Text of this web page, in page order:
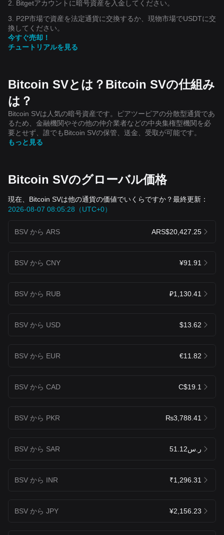
2. Bitgetアカウントに暗号資産を入金してください。
3. P2P市場で資産を法定通貨に交換するか、現物市場でUSDTに交
換してください。
今すぐ売却！
チュートリアルを見る
Bitcoin SVとは？Bitcoin SVの仕組み
は？
Bitcoin SVは人気の暗号資産です。ピアツーピアの分散型通貨であ
るため、金融機関やその他の仲介業者などの中央集権型機関を必
要とせず、誰でもBitcoin SVの保管、送金、受取が可能です。
もっと見る
Bitcoin SVのグローバル価格
現在、Bitcoin SVは他の通貨の価値でいくらですか？最終更新：
2026-08-07 08:05:28（UTC+0）
BSV から ARS ARS$20,427.25
BSV から CNY ¥91.91
BSV から RUB ₽1,130.41
BSV から USD $13.62
BSV から EUR €11.82
BSV から CAD C$19.1
BSV から PKR ₨3,788.41
BSV から SAR ر.س51.12
BSV から INR ₹1,296.31
BSV から JPY ¥2,156.23